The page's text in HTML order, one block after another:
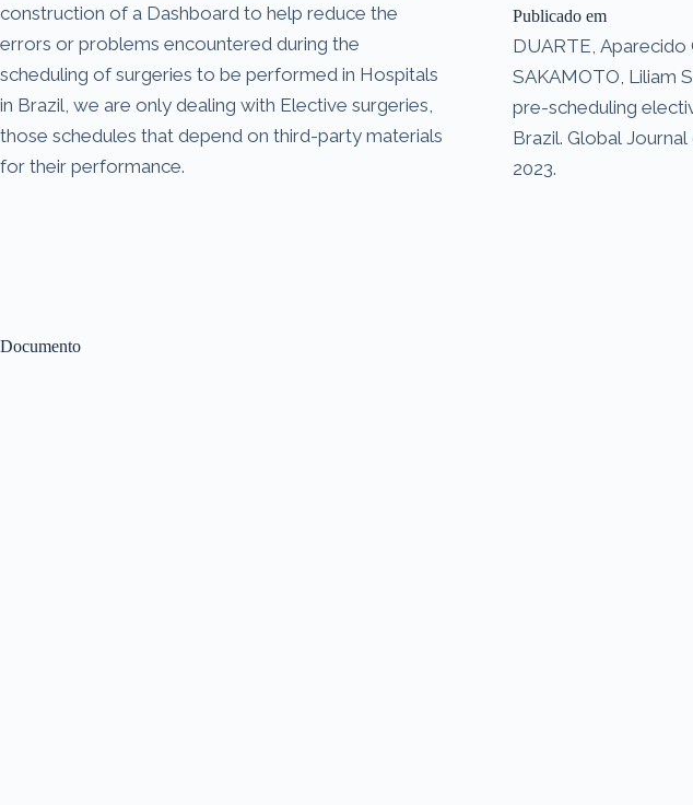
Documento
construction of a Dashboard to help reduce the
errors or problems encountered during the
scheduling of surgeries to be performed in Hospitals
in Brazil, we are only dealing with Elective surgeries,
those schedules that depend on third-party materials
for their performance.
Publicado em
DUARTE, Aparecido
SAKAMOTO, Liliam
pre-scheduling
Brazil. Global Journal
2023.